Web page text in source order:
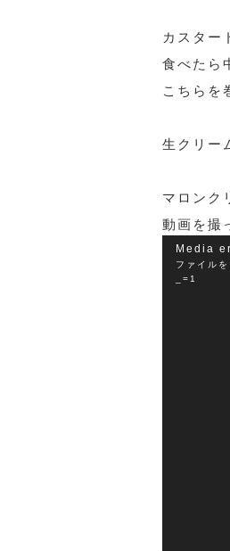
カスター
食べたら
こちらを
生クリー
マロンク
動画を撮
Media
ファイル
_=1